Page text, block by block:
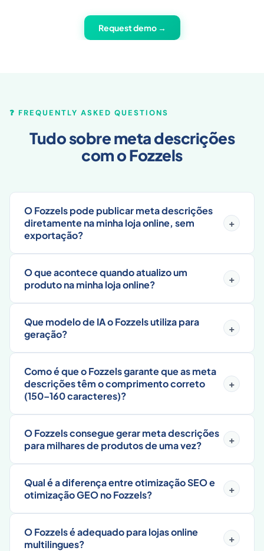
Request demo →
❓ FREQUENTLY ASKED QUESTIONS
Tudo sobre meta descrições
com o Fozzels
O Fozzels pode publicar meta descrições
diretamente na minha loja online, sem
exportação?
+
O que acontece quando atualizo um
produto na minha loja online?
+
Que modelo de IA o Fozzels utiliza para
geração?
+
Como é que o Fozzels garante que as meta
descrições têm o comprimento correto
(150–160 caracteres)?
+
O Fozzels consegue gerar meta descrições
para milhares de produtos de uma vez?
+
Qual é a diferença entre otimização SEO e
otimização GEO no Fozzels?
+
O Fozzels é adequado para lojas online
multilingues?
+